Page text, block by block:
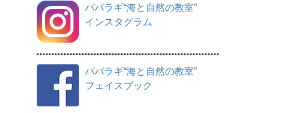
パパラギ“海と自然の教室”
インスタグラム
パパラギ“海と自然の教室”
フェイスブック